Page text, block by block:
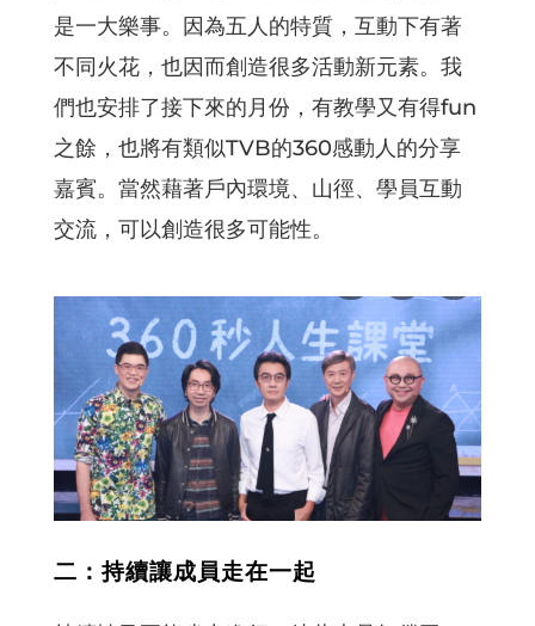
是一大樂事。因為五人的特質，互動下有著
不同火花，也因而創造很多活動新元素。我
們也安排了接下來的月份，有教學又有得fun
之餘，也將有類似TVB的360感動人的分享
嘉賓。當然藉著戶內環境、山徑、學員互動
交流，可以創造很多可能性。
二：持續讓成員走在一起